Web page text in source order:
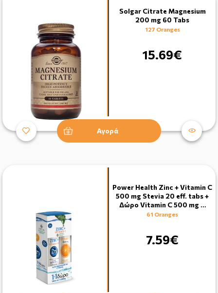
Solgar Citrate Magnesium
200 mg 60 Tabs
127 Oranges
15.69€
Αγορά
Power Health Zinc + Vitamin C
500 mg Stevia 20 eff. tabs +
Δώρο Vitamin C 500 mg …
61 Oranges
7.59€